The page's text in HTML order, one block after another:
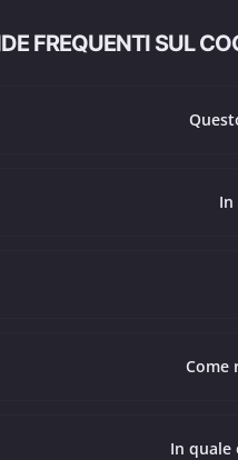
FREQUENTI SUL
In
Come
In quale